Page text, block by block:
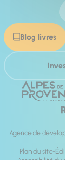
Blog livres
Agence de
Plan du site
Accessibilité